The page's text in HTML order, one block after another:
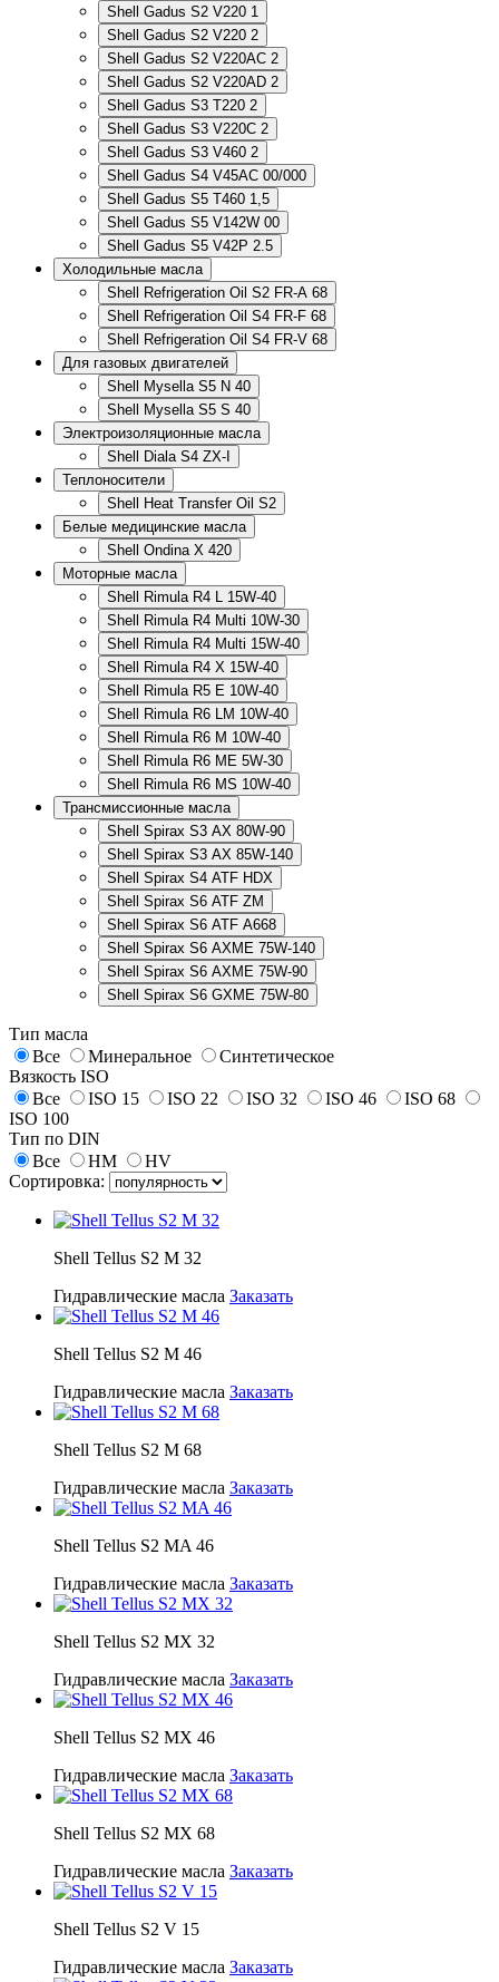
Shell Gadus S2 V220 1
Shell Gadus S2 V220 2
Shell Gadus S2 V220AC 2
Shell Gadus S2 V220AD 2
Shell Gadus S3 T220 2
Shell Gadus S3 V220C 2
Shell Gadus S3 V460 2
Shell Gadus S4 V45AC 00/000
Shell Gadus S5 T460 1,5
Shell Gadus S5 V142W 00
Shell Gadus S5 V42P 2.5
Холодильные масла
Shell Refrigeration Oil S2 FR-A 68
Shell Refrigeration Oil S4 FR-F 68
Shell Refrigeration Oil S4 FR-V 68
Для газовых двигателей
Shell Mysella S5 N 40
Shell Mysella S5 S 40
Электроизоляционные масла
Shell Diala S4 ZX-I
Теплоносители
Shell Heat Transfer Oil S2
Белые медицинские масла
Shell Ondina X 420
Моторные масла
Shell Rimula R4 L 15W-40
Shell Rimula R4 Multi 10W-30
Shell Rimula R4 Multi 15W-40
Shell Rimula R4 X 15W-40
Shell Rimula R5 E 10W-40
Shell Rimula R6 LM 10W-40
Shell Rimula R6 M 10W-40
Shell Rimula R6 ME 5W-30
Shell Rimula R6 MS 10W-40
Трансмиссионные масла
Shell Spirax S3 AX 80W-90
Shell Spirax S3 AX 85W-140
Shell Spirax S4 ATF HDX
Shell Spirax S6 ATF ZM
Shell Spirax S6 ATF А668
Shell Spirax S6 AXME 75W-140
Shell Spirax S6 AXME 75W-90
Shell Spirax S6 GXME 75W-80
Тип масла
Все
Минеральное
Синтетическое
Вязкость ISO
Все
ISO 15 ISO 22 ISO 32 ISO 46
ISO 68
ISO 100
Тип по DIN
Все
HM
HV
Сортировка:
Shell Tellus S2 M 32
Гидравлические масла Заказать
Shell Tellus S2 M 46
Гидравлические масла Заказать
Shell Tellus S2 M 68
Гидравлические масла Заказать
Shell Tellus S2 MA 46
Гидравлические масла Заказать
Shell Tellus S2 MX 32
Гидравлические масла Заказать
Shell Tellus S2 MX 46
Гидравлические масла Заказать
Shell Tellus S2 MX 68
Гидравлические масла Заказать
Shell Tellus S2 V 15
Гидравлические масла Заказать